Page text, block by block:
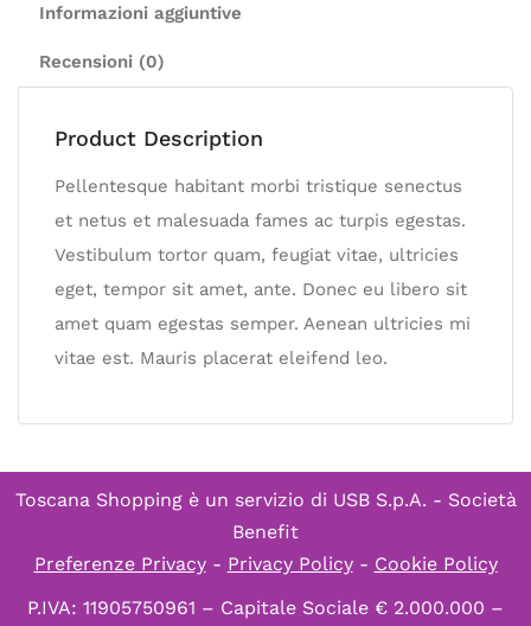
Informazioni aggiuntive
Recensioni (0)
Product Description
Pellentesque habitant morbi tristique senectus
et netus et malesuada fames ac turpis egestas.
Vestibulum tortor quam, feugiat vitae, ultricies
eget, tempor sit amet, ante. Donec eu libero sit
amet quam egestas semper. Aenean ultricies mi
vitae est. Mauris placerat eleifend leo.
Toscana Shopping è un servizio di USB S.p.A. - Società
Benefit
Preferenze Privacy- Privacy Policy- Cookie Policy
P.IVA: 11905750961 – Capitale Sociale € 2.000.000 –